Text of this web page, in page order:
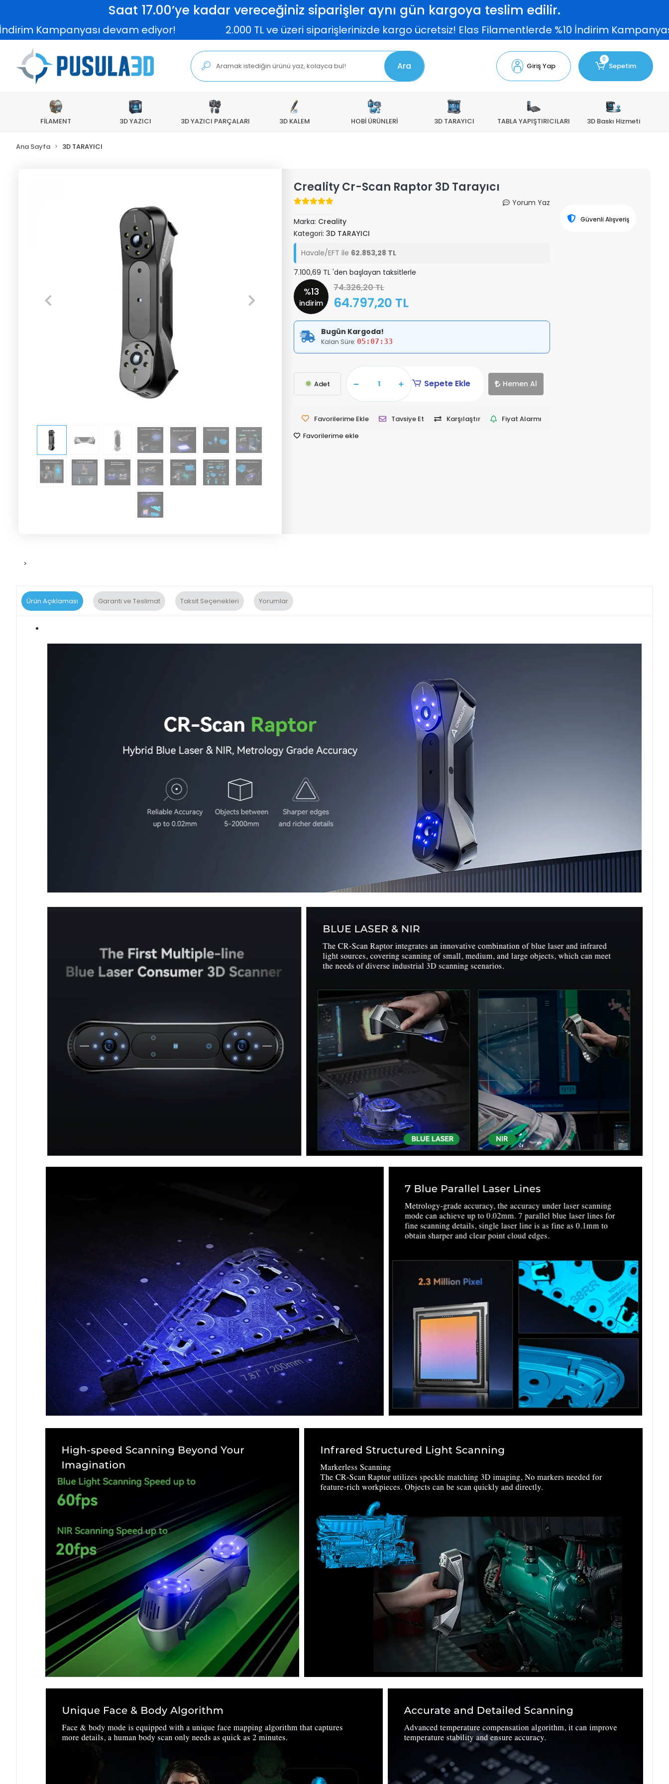
Saat 17.00’ye kadar vereceğiniz siparişler aynı gün kargoya teslim edilir.
devam ediyor! 2.000 TL ve üzeri siparişlerinizde kargo ücretsiz! Elas Filamentlerde %10 İndirim Kampanyası devam ediyor!
Ara Giriş Yap
0
Sepetim
FİLAMENT 3D YAZICI 3D YAZICI PARÇALARI 3D KALEM HOBİ ÜRÜNLERİ 3D TARAYICI TABLA YAPIŞTIRICILARI 3D Baskı Hizmeti
Ana Sayfa 3D TARAYICI
Creality Cr-Scan Raptor 3D Tarayıcı
Yorum Yaz
Marka: Creality
Kategori:3D TARAYICI
Havale/EFT ile 62.853,28 TL
7.100,69 TL 'den başlayan taksitlerle
%13
indirim
74.326,20 TL
64.797,20 TL
Bugün Kargoda!
Kalan Süre: 05:07:31
Adet Sepete Ekle Hemen Al
Favorilerime Ekle Tavsiye Et Karşılaştır
Fiyat Alarmı
Favorilerime ekle
Güvenli Alışveriş
>
Ürün Açıklaması Garanti ve Teslimat Taksit Seçenekleri Yorumlar